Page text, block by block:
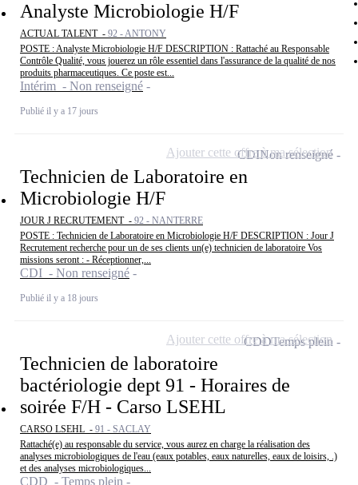
Analyste Microbiologie H/F
ACTUAL TALENT - 92 - ANTONY
POSTE : Analyste Microbiologie H/F DESCRIPTION : Rattaché au Responsable
Contrôle Qualité, vous jouerez un rôle essentiel dans l'assurance de la qualité de nos
produits pharmaceutiques. Ce poste est...
Intérim - Non renseigné
Publié il y a 17 jours
Technicien de Laboratoire en
Microbiologie H/F
JOUR J RECRUTEMENT - 92 - NANTERRE
POSTE : Technicien de Laboratoire en Microbiologie H/F DESCRIPTION : Jour J
Recrutement recherche pour un de ses clients un(e) technicien de laboratoire Vos
missions seront : - Réceptionner,...
CDI - Non renseigné
Publié il y a 18 jours
CDINon renseigné
Ajouter cette offre à ma sélection
Technicien de laboratoire
bactériologie dept 91 - Horaires de
soirée F/H - Carso LSEHL
CARSO LSEHL - 91 - SACLAY
Rattaché(e) au responsable du service, vous aurez en charge la réalisation des
analyses microbiologiques de l'eau (eaux potables, eaux naturelles, eaux de loisirs, .)
et des analyses microbiologiques...
CDD - Temps plein
CDDTemps plein
Ajouter cette offre à ma sélection